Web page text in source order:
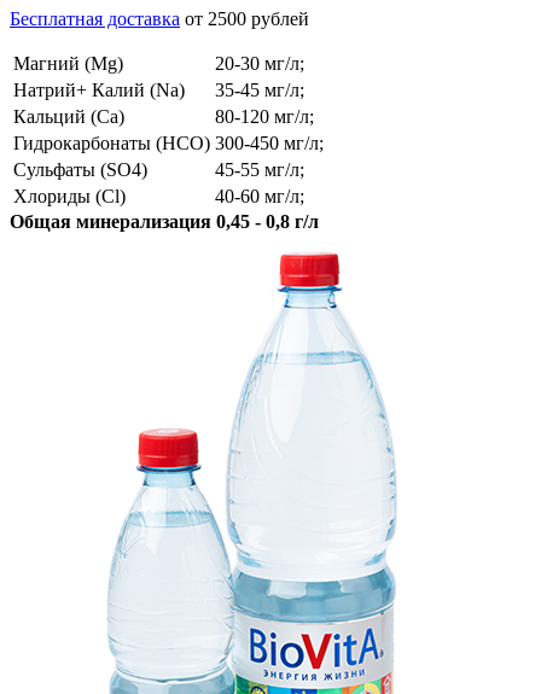
Бесплатная доставка от 2500 рублей
Магний (Mg)
20-30 мг/л;
Натрий+ Калий (Na)
35-45 мг/л;
Кальций (Ca)
80-120 мг/л;
Гидрокарбонаты (HCO) 300-450 мг/л;
Сульфаты (SO4)
45-55 мг/л;
Хлориды (Cl)
40-60 мг/л;
Общая минерализация 0,45 - 0,8 г/л